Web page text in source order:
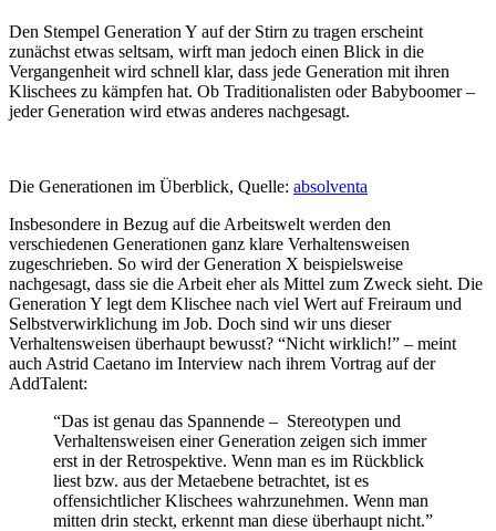
Den Stempel Generation Y auf der Stirn zu tragen erscheint
zunächst etwas seltsam, wirft man jedoch einen Blick in die
Vergangenheit wird schnell klar, dass jede Generation mit ihren
Klischees zu kämpfen hat. Ob Traditionalisten oder Babyboomer –
jeder Generation wird etwas anderes nachgesagt.
Die Generationen im Überblick, Quelle: absolventa
Insbesondere in Bezug auf die Arbeitswelt werden den
verschiedenen Generationen ganz klare Verhaltensweisen
zugeschrieben. So wird der Generation X beispielsweise
nachgesagt, dass sie die Arbeit eher als Mittel zum Zweck sieht. Die
Generation Y legt dem Klischee nach viel Wert auf Freiraum und
Selbstverwirklichung im Job. Doch sind wir uns dieser
Verhaltensweisen überhaupt bewusst? “Nicht wirklich!” – meint
auch Astrid Caetano im Interview nach ihrem Vortrag auf der
AddTalent:
“Das ist genau das Spannende – Stereotypen und
Verhaltensweisen einer Generation zeigen sich immer
erst in der Retrospektive. Wenn man es im Rückblick
liest bzw. aus der Metaebene betrachtet, ist es
offensichtlicher Klischees wahrzunehmen. Wenn man
mitten drin steckt, erkennt man diese überhaupt nicht.”